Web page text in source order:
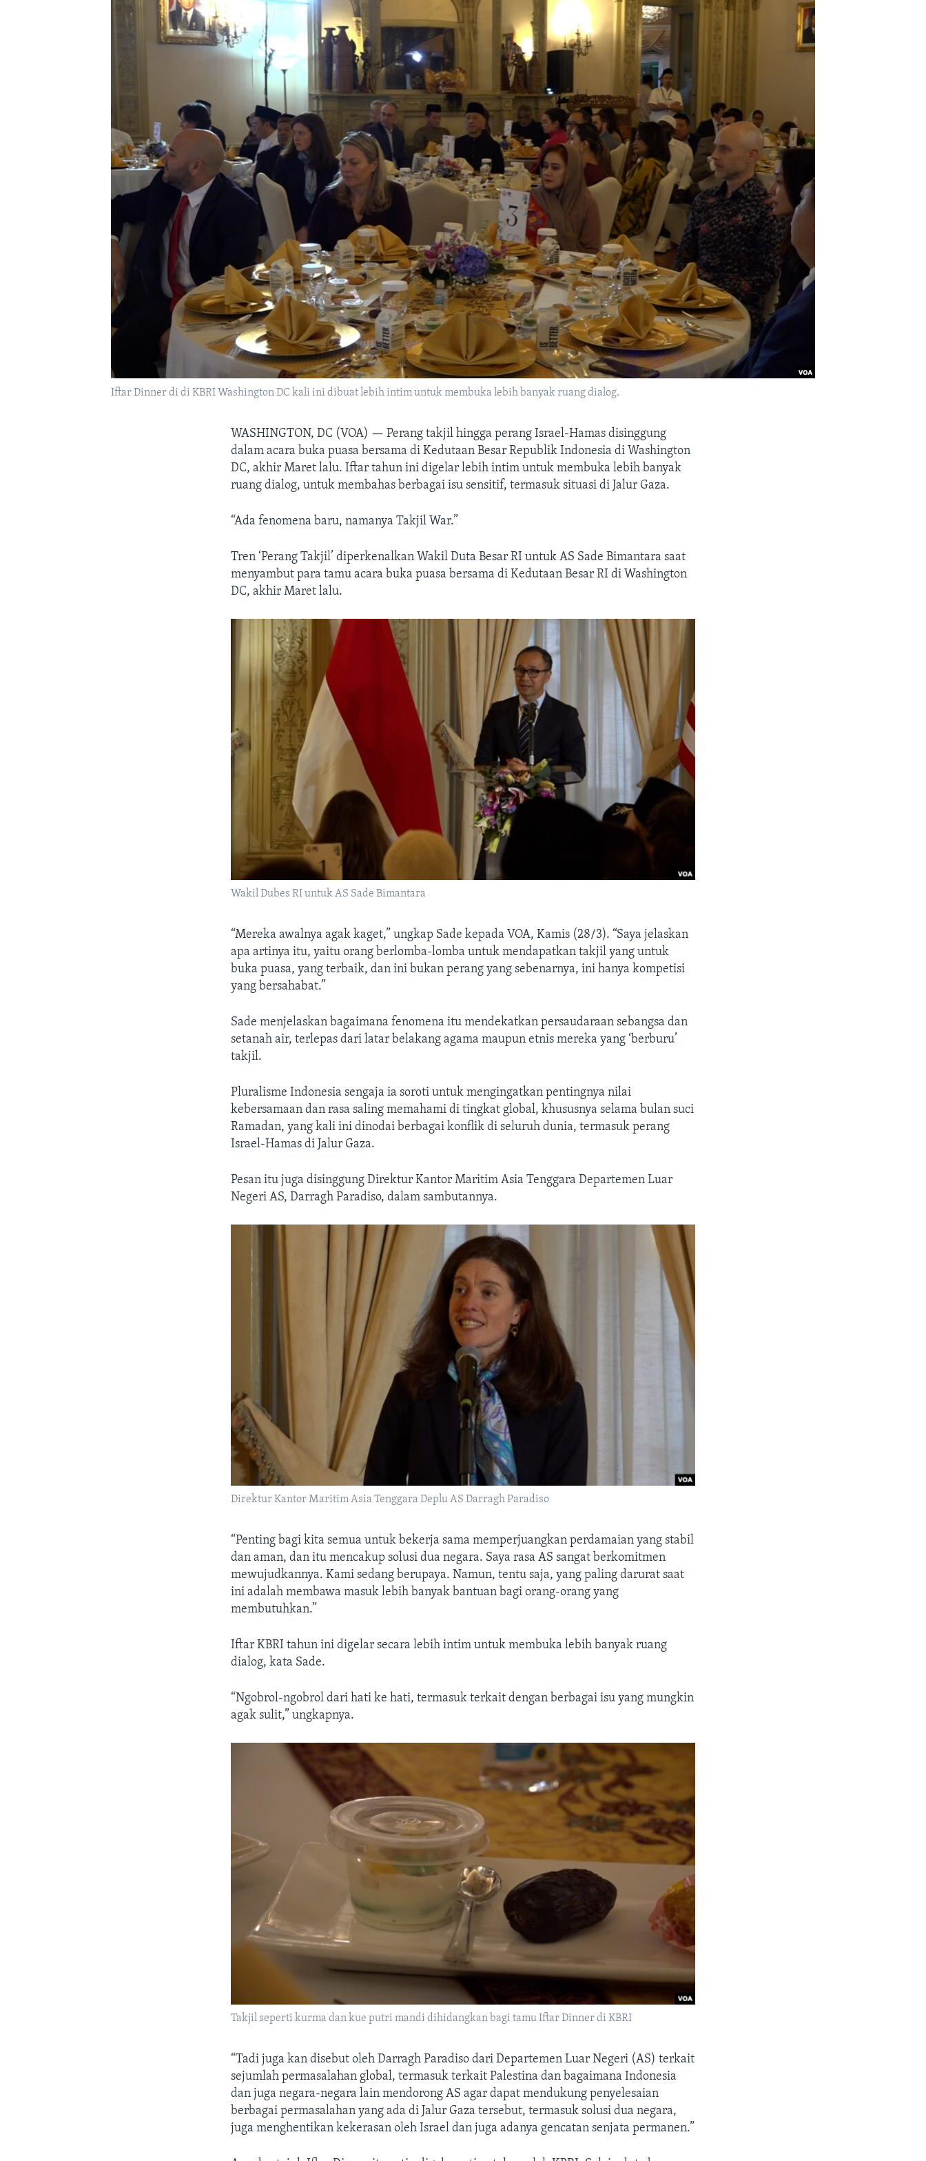
Iftar Dinner di di KBRI Washington DC kali ini dibuat lebih intim untuk membuka lebih banyak ruang dialog.
WASHINGTON, DC (VOA) —Perang takjil hingga perang Israel-Hamas disinggung
dalam acara buka puasa bersama di Kedutaan Besar Republik Indonesia di Washington
DC, akhir Maret lalu. Iftar tahun ini digelar lebih intim untuk membuka lebih banyak
ruang dialog, untuk membahas berbagai isu sensitif, termasuk situasi di Jalur Gaza.
“Ada fenomena baru, namanya Takjil War.”
Tren ‘Perang Takjil’ diperkenalkan Wakil Duta Besar RI untuk AS Sade Bimantara saat
menyambut para tamu acara buka puasa bersama di Kedutaan Besar RI di Washington
DC, akhir Maret lalu.
Wakil Dubes RI untuk AS Sade Bimantara
“Mereka awalnya agak kaget,” ungkap Sade kepada VOA, Kamis (28/3). “Saya jelaskan
apa artinya itu, yaitu orang berlomba-lomba untuk mendapatkan takjil yang untuk
buka puasa, yang terbaik, dan ini bukan perang yang sebenarnya, ini hanya kompetisi
yang bersahabat.”
Sade menjelaskan bagaimana fenomena itu mendekatkan persaudaraan sebangsa dan
setanah air, terlepas dari latar belakang agama maupun etnis mereka yang ‘berburu’
takjil.
Pluralisme Indonesia sengaja ia soroti untuk mengingatkan pentingnya nilai
kebersamaan dan rasa saling memahami di tingkat global, khususnya selama bulan suci
Ramadan, yang kali ini dinodai berbagai konflik di seluruh dunia, termasuk perang
Israel-Hamas di Jalur Gaza.
Pesan itu juga disinggung Direktur Kantor Maritim Asia Tenggara Departemen Luar
Negeri AS, Darragh Paradiso, dalam sambutannya.
Direktur Kantor Maritim Asia Tenggara Deplu AS Darragh Paradiso
“Penting bagi kita semua untuk bekerja sama memperjuangkan perdamaian yang stabil
dan aman, dan itu mencakup solusi dua negara. Saya rasa AS sangat berkomitmen
mewujudkannya. Kami sedang berupaya. Namun, tentu saja, yang paling darurat saat
ini adalah membawa masuk lebih banyak bantuan bagi orang-orang yang
membutuhkan.”
Iftar KBRI tahun ini digelar secara lebih intim untuk membuka lebih banyak ruang
dialog, kata Sade.
“Ngobrol-ngobrol dari hati ke hati, termasuk terkait dengan berbagai isu yang mungkin
agak sulit,” ungkapnya.
Takjil seperti kurma dan kue putri mandi dihidangkan bagi tamu Iftar Dinner di KBRI
“Tadi juga kan disebut oleh Darragh Paradiso dari Departemen Luar Negeri (AS) terkait
sejumlah permasalahan global, termasuk terkait Palestina dan bagaimana Indonesia
dan juga negara-negara lain mendorong AS agar dapat mendukung penyelesaian
berbagai permasalahan yang ada di Jalur Gaza tersebut, termasuk solusi dua negara,
juga menghentikan kekerasan oleh Israel dan juga adanya gencatan senjata permanen.”